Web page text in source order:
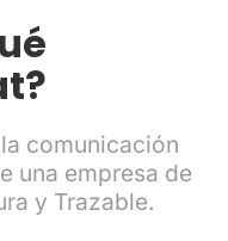
comunicación
una empresa de
y Trazable.